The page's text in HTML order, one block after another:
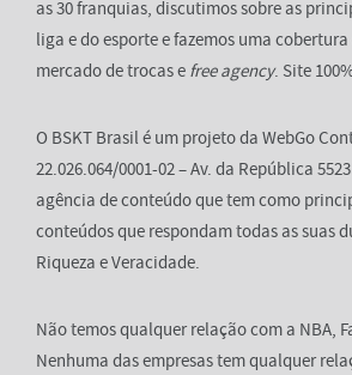
as 30 franquias, discutimos sobre as
liga e do esporte e fazemos uma
mercado de trocas e free agency. Site
O BSKT Brasil é um projeto da WebGo
22.026.064/0001-02 – Av. da República
agência de conteúdo que tem como
conteúdos que respondam todas as suas
Riqueza e Veracidade.
Não temos qualquer relação com a NBA,
Nenhuma das empresas tem qualquer